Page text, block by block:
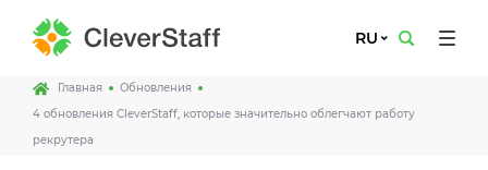
RU
Главная
Обновления
4 обновления CleverStaff, которые значительно облегчают работу
рекрутера